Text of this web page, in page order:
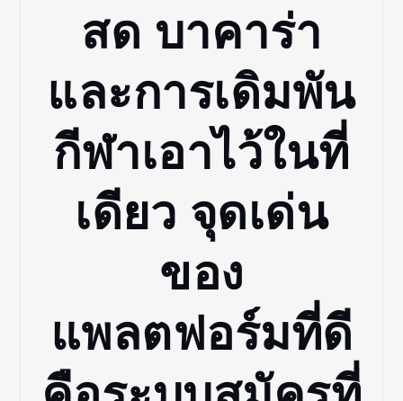
สด บาคาร่า
และการเดิมพัน
กีฬาเอาไว้ในที่
เดียว จุดเด่น
ของ
แพลตฟอร์มที่ดี